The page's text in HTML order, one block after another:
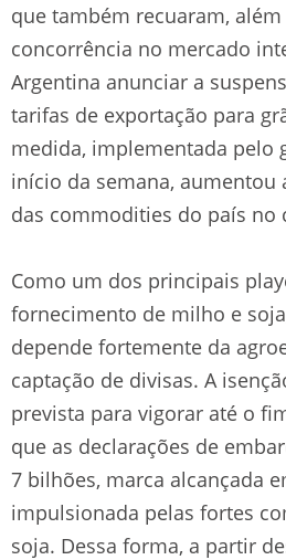
que também recuaram,
concorrência no mercado
Argentina anunciar a
tarifas de exportação para
medida, implementada pelo
início da semana, aumentou
das commodities do país no
Como um dos principais
fornecimento de milho e
depende fortemente da
captação de divisas. A
prevista para vigorar até o
que as declarações de
7 bilhões, marca alcançada
impulsionada pelas fortes
soja. Dessa forma, a partir